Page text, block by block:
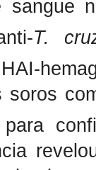
sangue
T.
HAI-
soros
para